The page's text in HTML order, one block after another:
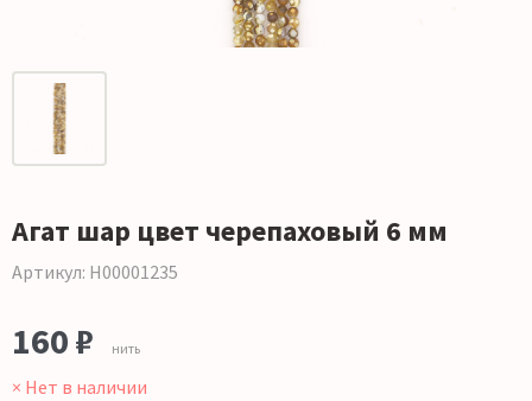
Агат шар цвет черепаховый 6 мм
Артикул: Н00001235
160 ₽ нить
× Нет в наличии